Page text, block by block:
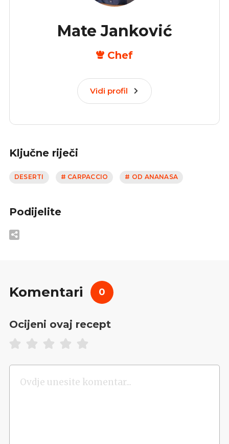
Mate Janković
Chef
Vidi profil
Ključne riječi
DESERTI # CARPACCIO # OD ANANASA
Podijelite
Komentari 0
Ocijeni ovaj recept